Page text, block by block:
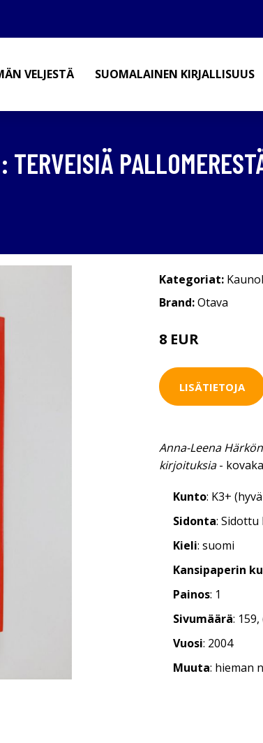
VELJESTÄ SUOMALAINEN KIRJALLISUUS
TERVEISIÄ
Kategoriat:
Brand:Otava
8 EUR
LISÄTIETOJA
Anna-Leena
kirjoituksia-
Kunto: K3+
Sidonta:
Kieli: suomi
Kansipaperin
Painos: 1
Sivumäärä: 159,
Vuosi: 2004
Muuta: hieman